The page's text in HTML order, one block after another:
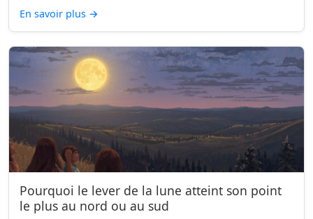
En savoir plus →
Pourquoi le lever de la lune atteint son point
le plus au nord ou au sud